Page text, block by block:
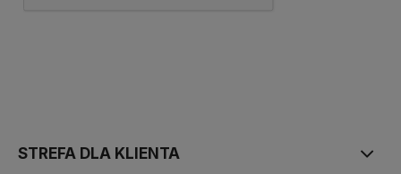
STREFA DLA KLIENTA